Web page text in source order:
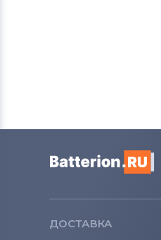
ДОСТАВКА